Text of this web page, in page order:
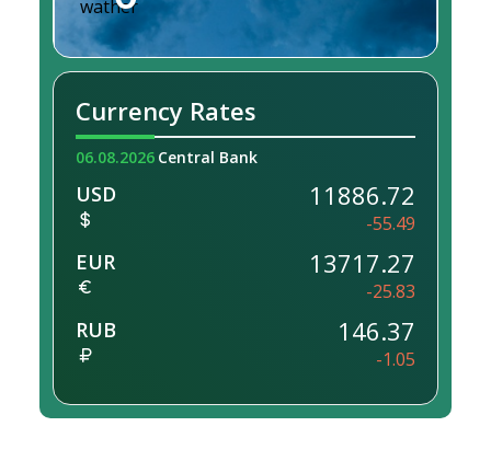
Currency Rates
06.08.2026 Central Bank
USD 11886.72
-55.49
EUR 13717.27
-25.83
RUB 146.37
-1.05